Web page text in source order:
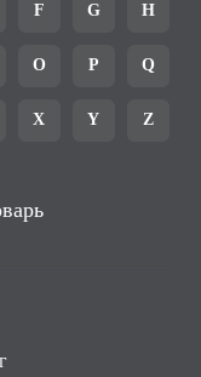
F G H
O P Q
X Y Z